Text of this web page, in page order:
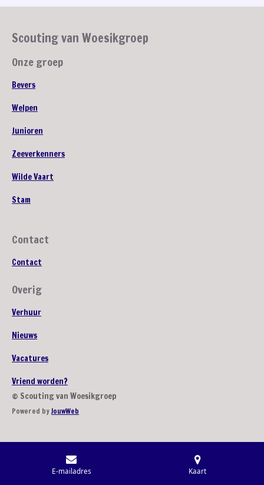
Scouting van Woesikgroep
Onze groep
Bevers
Welpen
Junioren
Zeeverkenners
Wilde Vaart
Stam
Contact
Contact
Overig
Verhuur
Nieuws
Vacatures
Vriend worden?
© Scouting van Woesikgroep
Powered byJouwWeb
E-mailadres Kaart